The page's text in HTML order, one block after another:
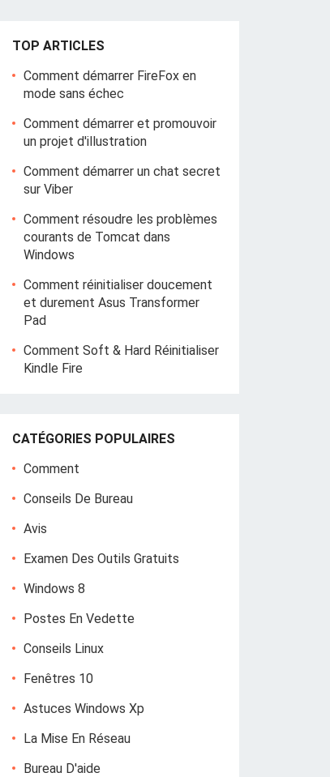
TOP ARTICLES
Comment démarrer FireFox en
mode sans échec
Comment démarrer et promouvoir
un projet d'illustration
Comment démarrer un chat secret
sur Viber
Comment résoudre les problèmes
courants de Tomcat dans
Windows
Comment réinitialiser doucement
et durement Asus Transformer
Pad
Comment Soft & Hard Réinitialiser
Kindle Fire
CATÉGORIES POPULAIRES
Comment
Conseils De Bureau
Avis
Examen Des Outils Gratuits
Windows 8
Postes En Vedette
Conseils Linux
Fenêtres 10
Astuces Windows Xp
La Mise En Réseau
Bureau D'aide